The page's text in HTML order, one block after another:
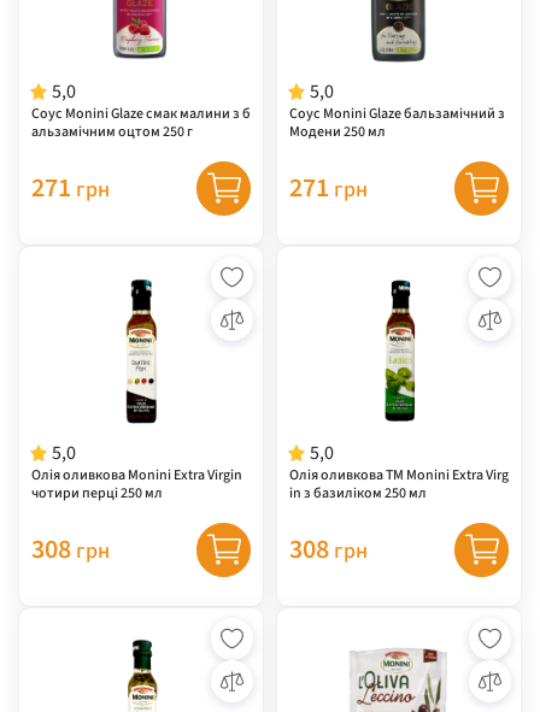
5,0
Соус Monini Glaze смак малини з б
альзамічним оцтом 250 г
271 грн
5,0
Соус Monini Glaze бальзамічний з
Модени 250 мл
271 грн
5,0
Олія оливкова Monini Extra Virgin
чотири перці 250 мл
308 грн
5,0
Олія оливкова ТМ Monini Extra Virg
in з базиліком 250 мл
308 грн